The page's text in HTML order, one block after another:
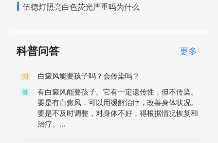
伍德灯照亮白色荧光严重吗为什么
科普问答 更多
问 白癜风能要孩子吗？会传染吗？
答
有白癜风能要孩子。它有一定遗传性，但不传染。
要是有白癜风，可以用缓解治疗，改善身体状况。
要是不及时调整，对身体不好，得根据情况恢复和
治疗。...